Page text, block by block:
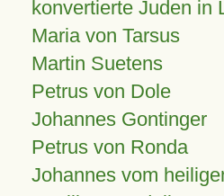
konvertierte Juden in
Maria von Tarsus
Martin Suetens
Petrus von Dole
Johannes Gontinger
Petrus von Ronda
Johannes vom